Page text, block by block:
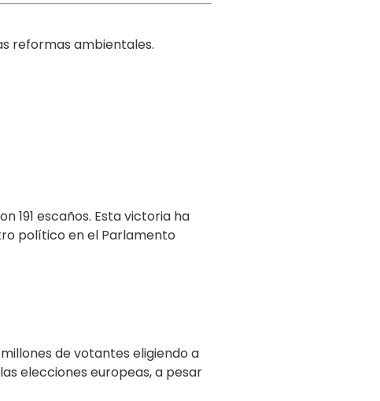
reformas ambientales.
191 escaños. Esta victoria ha
político en el Parlamento
de votantes eligiendo a
elecciones europeas, a pesar